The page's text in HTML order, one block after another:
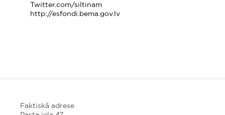
Twitter.com/siltinam
http://esfondi.bema.gov.lv
Faktiskā adrese